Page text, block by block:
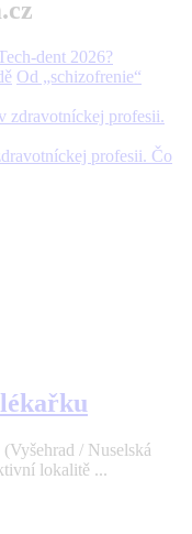
dent 2026?
Od „schizofrenie“
profesii. Čo
/ Nuselská
lokalitě ...